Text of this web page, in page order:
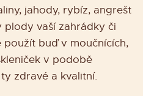
jahody, rybíz, angrešt
vaší zahrádky či
použít buď v moučnících,
v podobě
zdravé a kvalitní.